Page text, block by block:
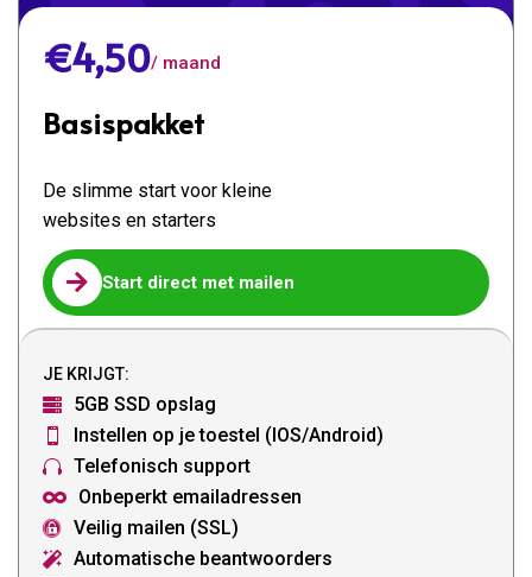
€4,50/ maand
Basispakket
De slimme start voor kleine
websites en starters
 Start direct met mailen
JE KRIJGT:

5GB SSD opslag
 Instellen op je toestel (IOS/Android)
 Telefonisch support
 Onbeperkt emailadressen
 Veilig mailen (SSL)
 Automatische beantwoorders